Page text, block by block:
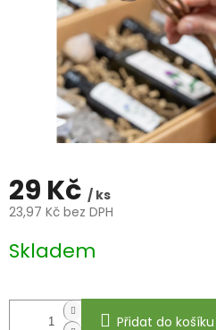
29 Kč / ks
23,97 Kč bez DPH
cena:
Skladem
Přidat do košíku